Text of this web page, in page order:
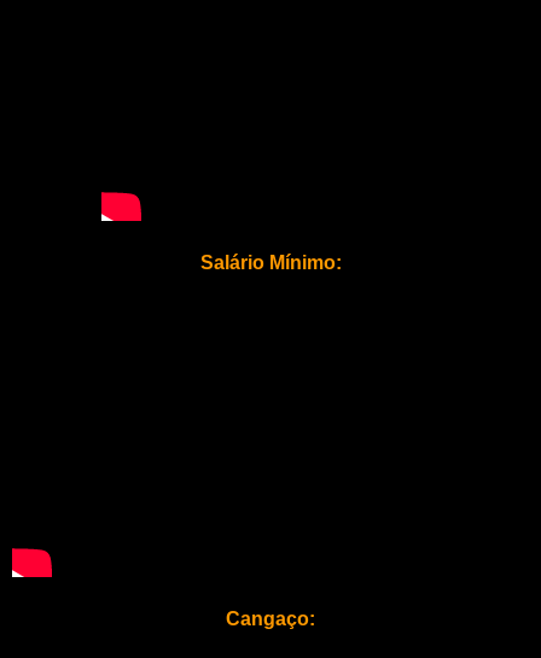
Salário Mínimo:
Cangaço: